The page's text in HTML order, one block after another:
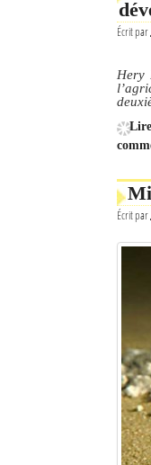
Écrit par
Hery
Écrit par